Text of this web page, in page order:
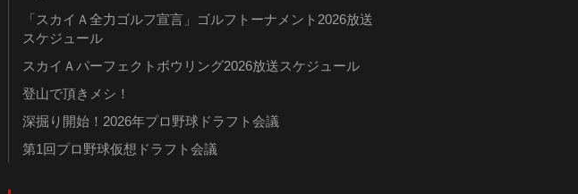
「スカイＡ全力ゴルフ宣言」ゴルフトーナメント2026放送
スケジュール
スカイＡパーフェクトボウリング2026放送スケジュール
登山で頂きメシ！
深掘り開始！2026年プロ野球ドラフト会議
第1回プロ野球仮想ドラフト会議